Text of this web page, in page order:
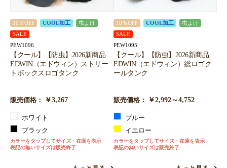
10％OFF COOL加工
虫よけ
SALE
PEW1096
【クール】【防虫】2026新商品
EDWIN（エドウィン）ストリー
トボックスロゴタンク
販売価格： ￥3,267
ホワイト
ブラック
カラーをタップしてサイズ・在庫を表示
表記の無いサイズは販売終了
10％OFF COOL加工
虫よけ
SALE
PEW1095
【クール】【防虫】2026新商品
EDWIN（エドウィン）総ロゴク
ールタンク
販売価格： ￥2,992～4,752
ブルー
イエロー
カラーをタップしてサイズ・在庫を表示
表記の無いサイズは販売終了